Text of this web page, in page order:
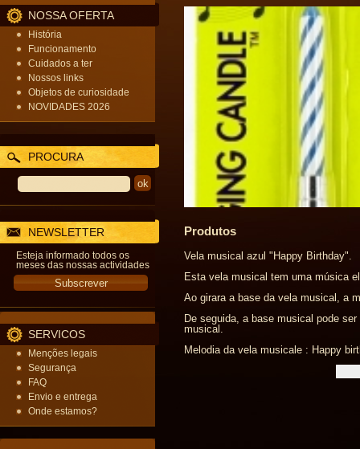
NOSSA OFERTA
História
Funcionamento
Cuidados a ter
Nossos links
Objetos de curiosidade
NOVIDADES 2026
PROCURA
NEWSLETTER
Esteja informado todos os
meses das nossas actividades
SERVICOS
Menções legais
Segurança
FAQ
Envio e entrega
Onde estamos?
Produtos
Vela musical azul "Happy Birthday".
Esta vela musical tem uma música
Ao girara a base da vela musical, a
De seguida, a base musical pode
musical.
Melodia da vela musicale : Happy